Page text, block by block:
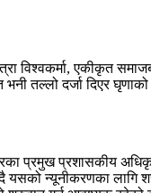
विश्वकर्मा, एकीकृत
तल्लो दर्जा दिएर
प्रमुख प्रशासकीय
न्यूनीकरणका लागि